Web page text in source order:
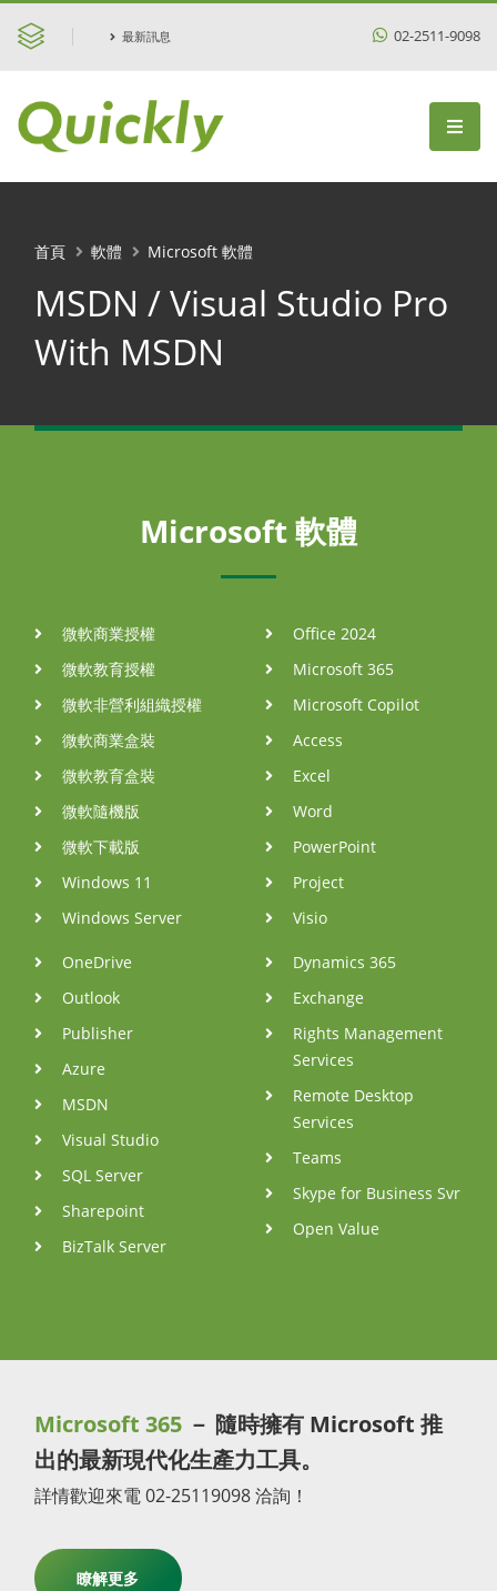
最新訊息 02-2511-9098
MSDN / Visual Studio Pro
With MSDN
首頁 軟體 Microsoft 軟體
Microsoft 軟體
微軟商業授權
微軟教育授權
微軟非營利組織授權
微軟商業盒裝
微軟教育盒裝
微軟隨機版
微軟下載版
Windows 11
Windows Server
Office 2024
Microsoft 365
Microsoft Copilot
Access
Excel
Word
PowerPoint
Project
Visio
OneDrive
Outlook
Publisher
Azure
MSDN
Visual Studio
SQL Server
Sharepoint
BizTalk Server
Dynamics 365
Exchange
Rights Management
Services
Remote Desktop
Services
Teams
Skype for Business Svr
Open Value
Microsoft 365 － 隨時擁有 Microsoft 推
出的最新現代化生產力工具。
詳情歡迎來電 02-25119098 洽詢！
瞭解更多